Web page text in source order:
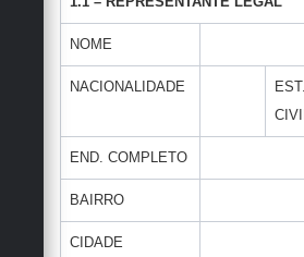
NOME
NACIONALIDADE
EST.
CIVIL
END. COMPLETO
BAIRRO
CIDADE